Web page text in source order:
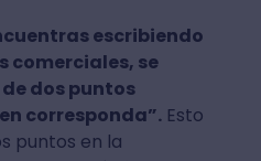
escribiendo
comerciales, se
dos puntos
corresponda”.Esto
puntos en la